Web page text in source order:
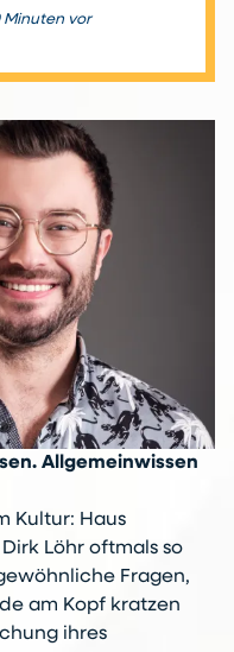
Minuten vor
Allgemeinwissen
Kultur: Haus
Löhr oftmals so
Fragen,
am Kopf kratzen
ihres